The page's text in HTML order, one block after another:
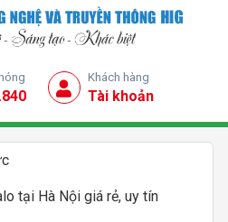
Khách hàng
Tài khoản
tại Hà Nội giá rẻ, uy tín